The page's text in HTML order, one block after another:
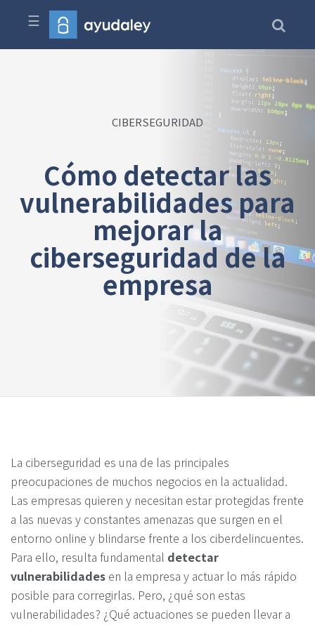
☰
CIBERSEGURIDAD
Cómo detectar las
vulnerabilidades para
mejorar la
ciberseguridad de la
empresa
La ciberseguridad es una de las principales
preocupaciones de muchos negocios en la actualidad.
Las empresas quieren y necesitan estar protegidas frente
a las nuevas y constantes amenazas que surgen en el
entorno online y blindarse frente a los ciberdelincuentes.
Para ello, resulta fundamental detectar
vulnerabilidades en la empresa y actuar lo más rápido
posible para corregirlas. Pero, ¿qué son estas
vulnerabilidades? ¿Qué actuaciones se pueden llevar a